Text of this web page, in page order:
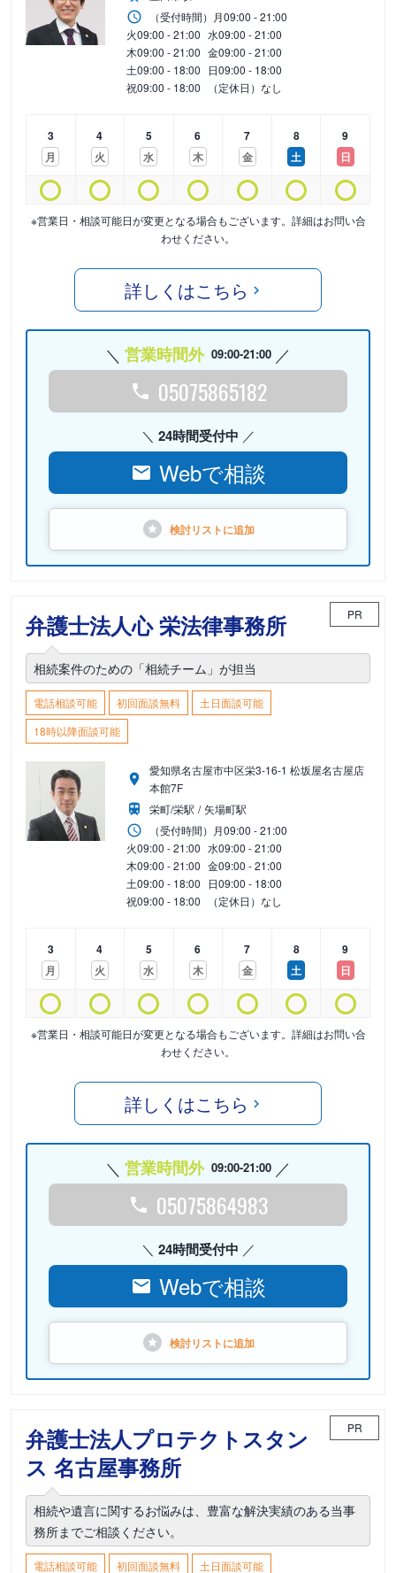
（受付時間） 月09:00 - 21:00
火09:00 - 21:00 水09:00 - 21:00
木09:00 - 21:00 金09:00 - 21:00
土09:00 - 18:00 日09:00 - 18:00
祝09:00 - 18:00 （定休日）なし
3
月
4
火
5
水
6
木
7
金
8
土
9
日
※営業日・相談可能日が変更となる場合もございます。詳細はお問い合
わせください。
詳しくはこちら
営業時間外 09:00-21:00
05075865182
24時間受付中
Webで相談
検討リストに追加
弁護士法人心 栄法律事務所 PR
相続案件のための「相続チーム」が担当
電話相談可能 初回面談無料
土日面談可能
18時以降面談可能
愛知県名古屋市中区栄3-16-1 松坂屋名古屋店
本館7F
栄町/栄駅
矢場町駅
（受付時間） 月09:00 - 21:00
火09:00 - 21:00 水09:00 - 21:00
木09:00 - 21:00 金09:00 - 21:00
土09:00 - 18:00 日09:00 - 18:00
祝09:00 - 18:00 （定休日）なし
3
月
4
火
5
水
6
木
7
金
8
土
9
日
※営業日・相談可能日が変更となる場合もございます。詳細はお問い合
わせください。
詳しくはこちら
営業時間外 09:00-21:00
05075864983
24時間受付中
Webで相談
検討リストに追加
弁護士法人プロテクトスタン
ス 名古屋事務所
PR
相続や遺言に関するお悩みは、豊富な解決実績のある当事
務所までご相談ください。
電話相談可能 初回面談無料
土日面談可能